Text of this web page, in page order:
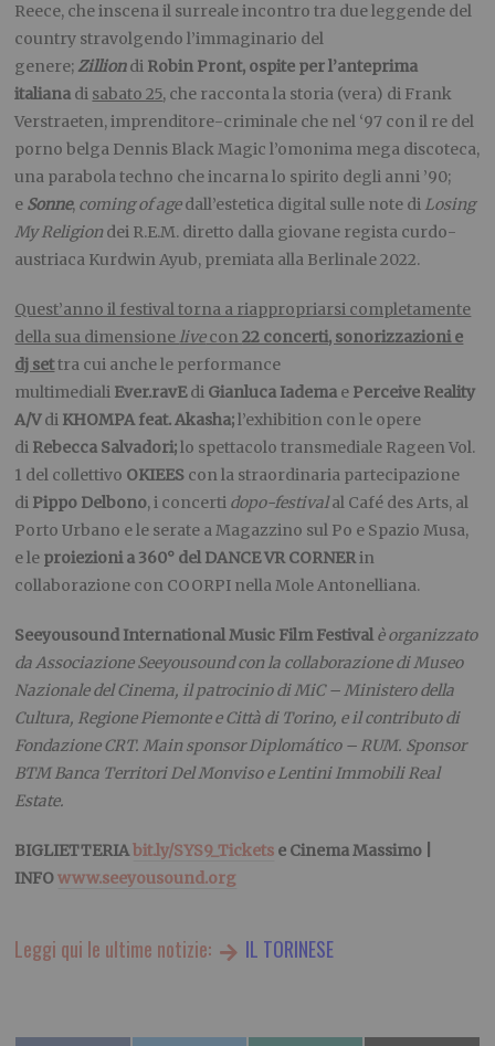
Reece, che inscena il surreale incontro tra due leggende del
country stravolgendo l’immaginario del
genere; Zilliondi Robin Pront, ospite per l’anteprima
italiana di sabato 25, che racconta la storia (vera) di Frank
Verstraeten, imprenditore-criminale che nel ‘97 con il re del
porno belga Dennis Black Magic l’omonima mega discoteca,
una parabola techno che incarna lo spirito degli anni ’90;
e Sonne, coming of agedall’estetica digital sulle note di Losing
My Religiondei R.E.M. diretto dalla giovane regista curdo-
austriaca Kurdwin Ayub, premiata alla Berlinale 2022.
Quest’anno il festival torna a riappropriarsi completamente
della sua dimensionelivecon22 concerti, sonorizzazioni e
dj settra cui anche le performance
multimediali Ever.ravEdi Gianluca Iadema e Perceive Reality
A/Vdi KHOMPA feat. Akasha;l’exhibition con le opere
di Rebecca Salvadori;lo spettacolo transmediale Rageen Vol.
1 del collettivo OKIEES con la straordinaria partecipazione
di Pippo Delbono, i concerti dopo-festivalal Café des Arts, al
Porto Urbano e le serate a Magazzino sul Po e Spazio Musa,
e le proiezioni a 360° del DANCE VR CORNERin
collaborazione con COORPI nella Mole Antonelliana.
Seeyousound International Music Film Festivalè organizzato
da Associazione Seeyousound con la collaborazione di Museo
Nazionale del Cinema, il patrocinio di MiC – Ministero della
Cultura, Regione Piemonte e Città di Torino, e il contributo di
Fondazione CRT. Main sponsor Diplomático – RUM. Sponsor
BTM Banca Territori Del Monviso e Lentini Immobili Real
Estate.
BIGLIETTERIAbit.ly/SYS9_Tickets e Cinema Massimo |
INFOwww.seeyousound.org
Leggi qui le ultime notizie: IL TORINESE